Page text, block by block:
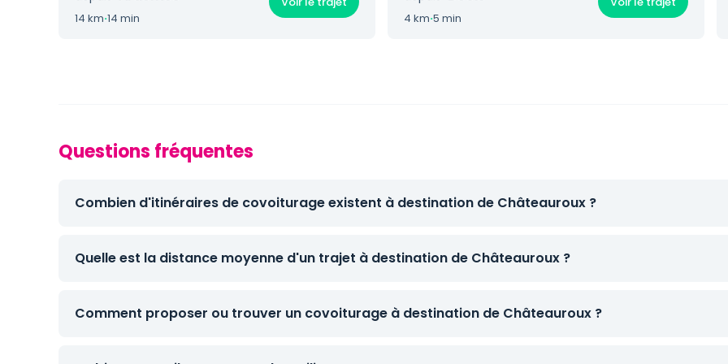
14 km·14 min 4 km·5 min
Questions fréquentes
Combien d'itinéraires de covoiturage existent à destination de Châteauroux ?
Quelle est la distance moyenne d'un trajet à destination de Châteauroux ?
Comment proposer ou trouver un covoiturage à destination de Châteauroux ?